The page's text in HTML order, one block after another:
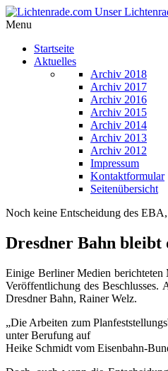
Menu
Startseite
Aktuelles
Archiv 2018
Archiv 2017
Archiv 2016
Archiv 2015
Archiv 2014
Archiv 2013
Archiv 2012
Impressum
Kontaktformular
Seitenübersicht
Noch keine Entscheidung des EBA,
Dresdner Bahn bleibt
Einige Berliner Medien berichteten
Veröffentlichung des
Dresdner Bahn, Rainer Welz.
„Die Arbeiten zum
unter Berufung auf
Heike Schmidt vom Eisenbahn-